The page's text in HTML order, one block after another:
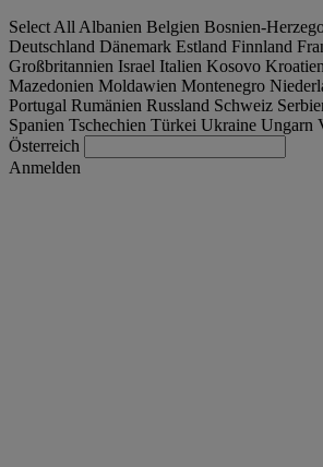
Select All Albanien Belgien Bosnien-
Deutschland Dänemark Estland Finnland
Großbritannien Israel Italien Kosovo Kroatien
Mazedonien Moldawien Montenegro
Portugal Rumänien Russland Schweiz
Spanien Tschechien Türkei Ukraine Ungarn
Österreich
Anmelden